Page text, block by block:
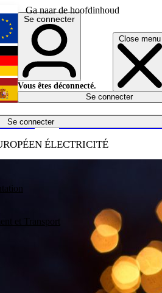
Ga naar de hoofdinhoud
Close menu
Se connecter
et Transport
Économie
English
Deutsch
Español
Se connecter
Vous êtes déconnecté.
Se connecter
ÉLECTRICITÉ